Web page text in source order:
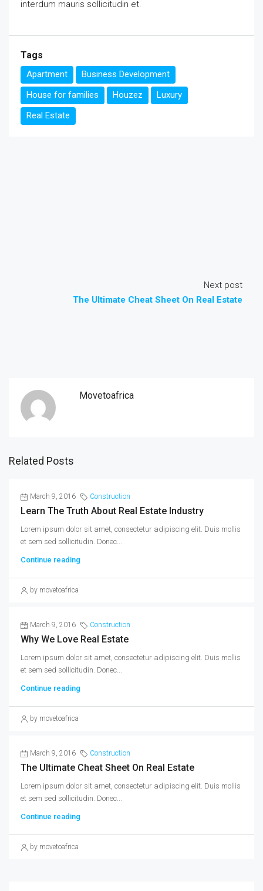
interdum mauris sollicitudin et.
Tags
Apartment
Business Development
House for families
Houzez
Luxury
Real Estate
Next post
The Ultimate Cheat Sheet On Real Estate
Movetoafrica
Related Posts
March 9, 2016 Construction
Learn The Truth About Real Estate Industry
Lorem ipsum dolor sit amet, consectetur adipiscing elit. Duis mollis
et sem sed sollicitudin. Donec...
Continue reading
by movetoafrica
March 9, 2016 Construction
Why We Love Real Estate
Lorem ipsum dolor sit amet, consectetur adipiscing elit. Duis mollis
et sem sed sollicitudin. Donec...
Continue reading
by movetoafrica
March 9, 2016 Construction
The Ultimate Cheat Sheet On Real Estate
Lorem ipsum dolor sit amet, consectetur adipiscing elit. Duis mollis
et sem sed sollicitudin. Donec...
Continue reading
by movetoafrica